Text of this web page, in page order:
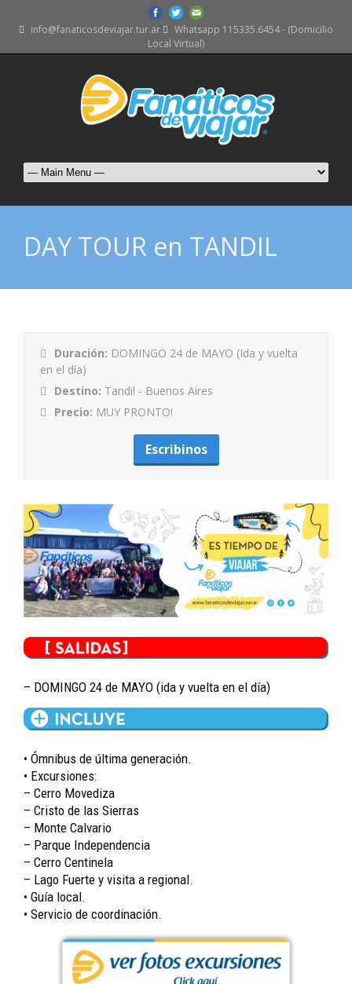
info@fanaticosdeviajar.tur.ar
Whatsapp 115335.6454 - (Domicilio
Local Virtual)
DAY TOUR en TANDIL
Duración: DOMINGO 24 de MAYO (Ida y vuelta
en el día)
Destino: Tandil - Buenos Aires
Precio: MUY PRONTO!
– DOMINGO 24 de MAYO (ida y vuelta en el día)
• Ómnibus de última generación.
• Excursiones:
– Cerro Movediza
– Cristo de las Sierras
– Monte Calvario
– Parque Independencia
– Cerro Centinela
– Lago Fuerte y visita a regional.
• Guía local.
• Servicio de coordinación.